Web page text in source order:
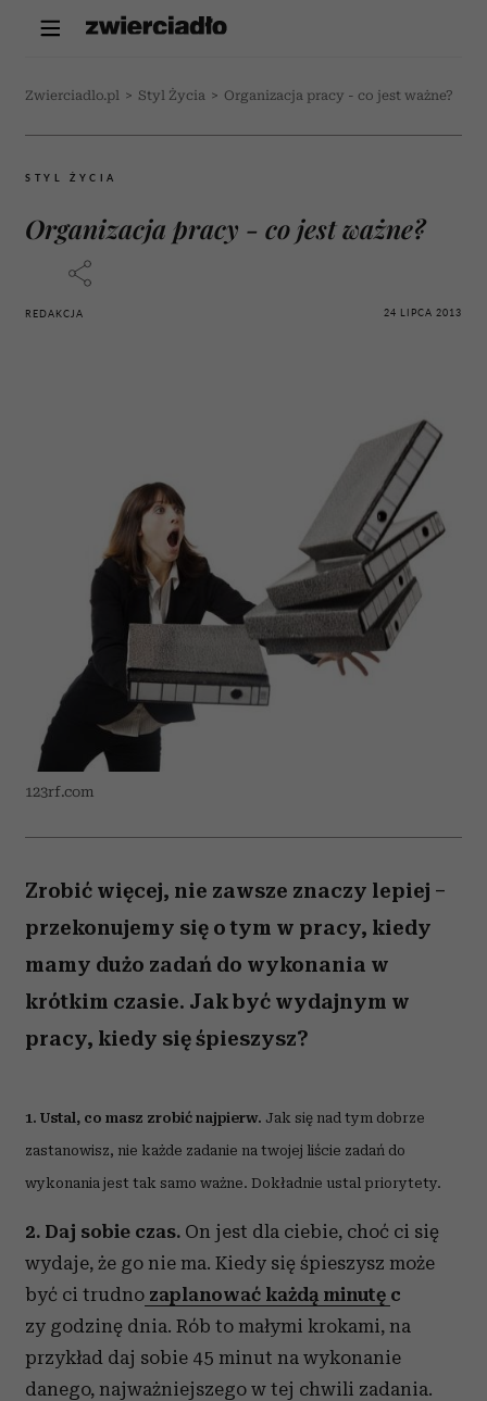
Zwierciadlo.pl > Styl Życia > Organizacja pracy - co jest ważne?
STYL ŻYCIA
Organizacja pracy - co jest ważne?
REDAKCJA 24 LIPCA 2013
123rf.com
Zrobić więcej, nie zawsze znaczy lepiej –
przekonujemy się o tym w pracy, kiedy
mamy dużo zadań do wykonania w
krótkim czasie. Jak być wydajnym w
pracy, kiedy się śpieszysz?
1. Ustal, co masz zrobić najpierw. Jak się nad tym dobrze
zastanowisz, nie każde zadanie na twojej liście zadań do
wykonania jest tak samo ważne. Dokładnie ustal priorytety.
2. Daj sobie czas. On jest dla ciebie, choć ci się
wydaje, że go nie ma. Kiedy się śpieszysz może
być ci trudno zaplanować każdą minutę c
zy godzinę dnia. Rób to małymi krokami, na
przykład daj sobie 45 minut na wykonanie
danego, najważniejszego w tej chwili zadania.